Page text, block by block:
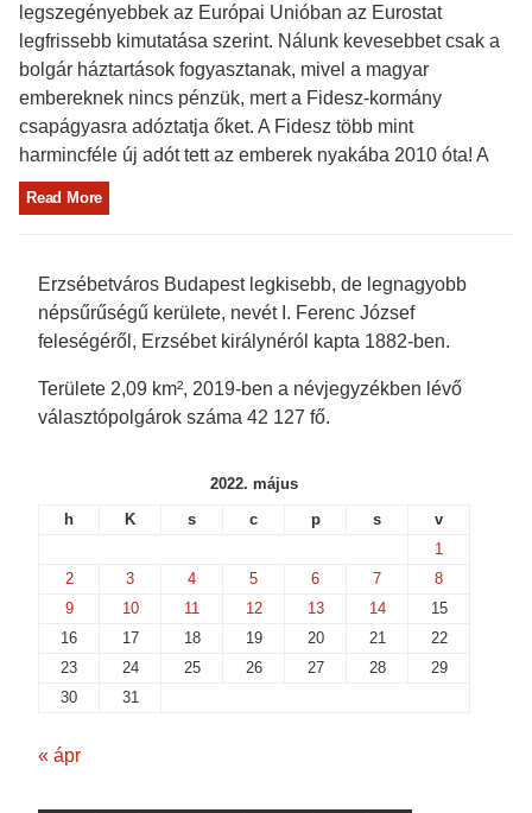
legszegényebbek az Európai Unióban az Eurostat
legfrissebb kimutatása szerint. Nálunk kevesebbet csak a
bolgár háztartások fogyasztanak, mivel a magyar
embereknek nincs pénzük, mert a Fidesz-kormány
csapágyasra adóztatja őket. A Fidesz több mint
harmincféle új adót tett az emberek nyakába 2010 óta! A
Read More
Erzsébetváros Budapest legkisebb, de legnagyobb
népsűrűségű kerülete, nevét I. Ferenc József
feleségéről, Erzsébet királynéról kapta 1882-ben.
Területe 2,09 km², 2019-ben a névjegyzékben lévő
választópolgárok száma 42 127 fő.
2022. május
h
K s c p s
v
1
2
3 4 5 6 7
8
9
10 11 12 13 14
15
16
17 18 19 20 21
22
23
24 25 26 27 28
29
30
31
« ápr